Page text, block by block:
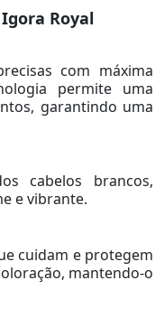
Royal
com máxima
permite uma
garantindo uma
cabelos brancos,
e vibrante.
cuidam e protegem
mantendo-o